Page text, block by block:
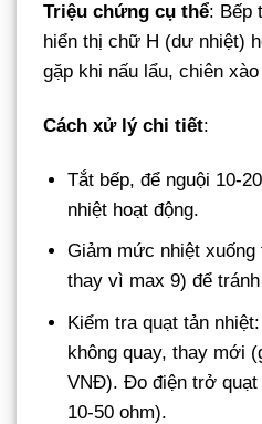
Triệu chứng cụ thể: Bếp
hiển thị chữ H (dư nhiệt)
gặp khi nấu lẩu, chiên
Cách xử lý chi tiết:
Tắt bếp, để nguội 10-
nhiệt hoạt động.
Giảm mức nhiệt
thay vì max 9) để
Kiểm tra quạt tản
không quay, thay mới
VNĐ). Đo điện trở quạt
10-50 ohm).